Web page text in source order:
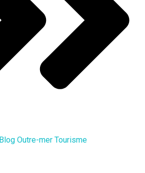
Blog Outre-mer Tourisme